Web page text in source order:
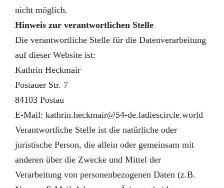
nicht möglich.
Hinweis zur verantwortlichen Stelle
Die verantwortliche Stelle für die Datenverarbeitung
auf dieser Website ist:
Kathrin Heckmair
Postauer Str. 7
84103 Postau
E-Mail: kathrin.heckmair
_at_
54-de.ladiescircle.world
Verantwortliche Stelle ist die natürliche oder
juristische Person, die allein oder gemeinsam mit
anderen über die Zwecke und Mittel der
Verarbeitung von personenbezogenen Daten (z.B.